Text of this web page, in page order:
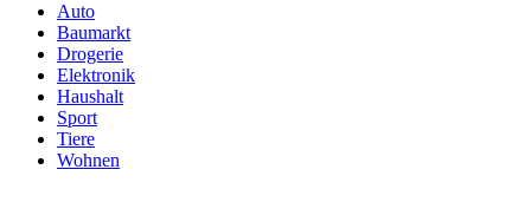
Auto
Baumarkt
Drogerie
Elektronik
Haushalt
Sport
Tiere
Wohnen